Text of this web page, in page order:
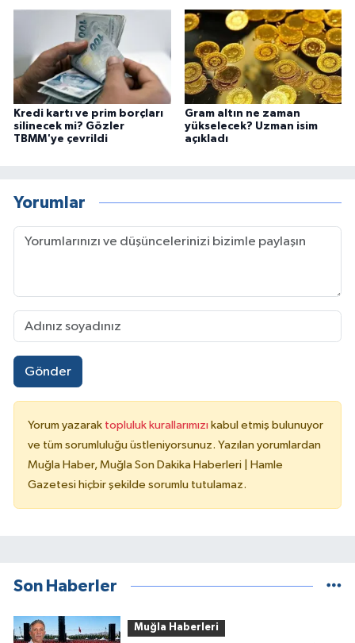
Kredi kartı ve prim borçları
silinecek mi? Gözler
TBMM'ye çevrildi
Gram altın ne zaman
yükselecek? Uzman isim
açıkladı
Yorumlar
Gönder
Yorum yazarak topluluk kurallarımızı kabul etmiş bulunuyor
ve tüm sorumluluğu üstleniyorsunuz. Yazılan yorumlardan
Muğla Haber, Muğla Son Dakika Haberleri | Hamle
Gazetesi hiçbir şekilde sorumlu tutulamaz.
Son Haberler
Muğla Haberleri